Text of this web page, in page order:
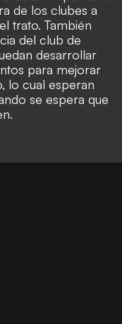
de los clubes a
trato. También
del club de
desarrollar
para mejorar
lo cual esperan
se espera que